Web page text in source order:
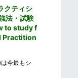
クティシ
法・試験
to study f
Practition
今最もシ